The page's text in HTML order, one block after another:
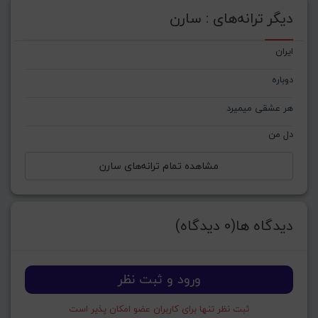
دیگر ترانه‌های : سارن
ایران
دوباره
هر عشقی میمیرد
دل من
مشاهده تمام ترانه‌های سارن
دیدگاه ها(0 دیدگاه)
ورود و ثبت نظر
ثبت نظر تنها برای کاربران عضو امکان پذیر است